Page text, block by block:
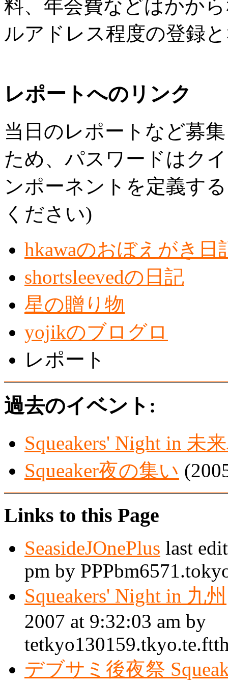
料、年会費などはかか
ルアドレス程度の登録
レポートへのリンク
当日のレポートなど募
ため、パスワードはク
ンポーネントを定義す
ください)
hkawaのおぼえがき日
shortsleevedの日記
星の贈り物
yojikのブログロ
レポート
過去のイベント:
Squeakers' Night in 未
Squeaker夜の集い
Links to this Page
SeasideJOnePlus last
pm by
Squeakers' Night in 九州
2007 at 9:32:03 am by
デブサミ後夜祭